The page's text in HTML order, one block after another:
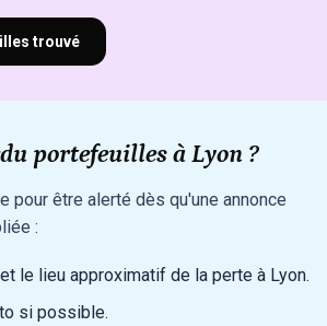
trouvé
portefeuilles à Lyon ?
pour être alerté dès qu'une annonce
:
le lieu approximatif de la perte à Lyon.
si possible.